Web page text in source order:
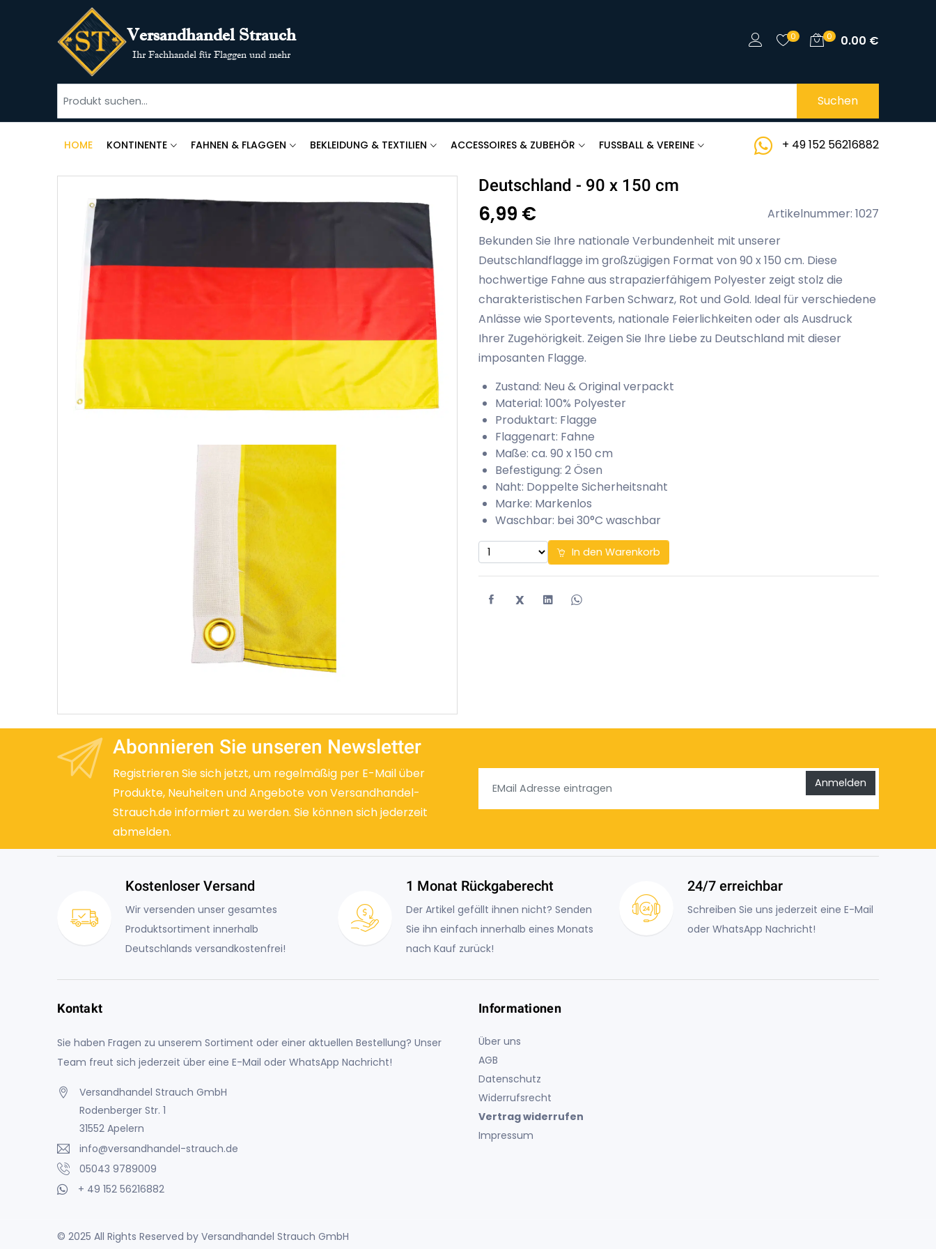
Versandhandel Strauch
Ihr Fachhandel für Flaggen und mehr
0 0 0.00 €
Suchen
HOME KONTINENTE FAHNEN & FLAGGEN BEKLEIDUNG & TEXTILIEN ACCESSOIRES & ZUBEHÖR FUSSBALL & VEREINE + 49 152 56216882
Deutschland - 90 x 150 cm
6,99 €
Artikelnummer: 1027
Bekunden Sie Ihre nationale Verbundenheit mit unserer
Deutschlandflagge im großzügigen Format von 90 x 150 cm. Diese
hochwertige Fahne aus strapazierfähigem Polyester zeigt stolz die
charakteristischen Farben Schwarz, Rot und Gold. Ideal für verschiedene
Anlässe wie Sportevents, nationale Feierlichkeiten oder als Ausdruck
Ihrer Zugehörigkeit. Zeigen Sie Ihre Liebe zu Deutschland mit dieser
imposanten Flagge.
Zustand: Neu & Original verpackt
Material: 100% Polyester
Produktart: Flagge
Flaggenart: Fahne
Maße: ca. 90 x 150 cm
Befestigung: 2 Ösen
Naht: Doppelte Sicherheitsnaht
Marke: Markenlos
Waschbar: bei 30°C waschbar
In den Warenkorb
X
Abonnieren Sie unseren Newsletter
Registrieren Sie sich jetzt, um regelmäßig per E-Mail über
Produkte, Neuheiten und Angebote von Versandhandel-
Strauch.de informiert zu werden. Sie können sich jederzeit
abmelden.
Anmelden
Kostenloser Versand
Wir versenden unser gesamtes
Produktsortiment innerhalb
Deutschlands versandkostenfrei!
1 Monat Rückgaberecht
Der Artikel gefällt ihnen nicht? Senden
Sie ihn einfach innerhalb eines Monats
nach Kauf zurück!
24/7 erreichbar
Schreiben Sie uns jederzeit eine E-Mail
oder WhatsApp Nachricht!
Kontakt
Sie haben Fragen zu unserem Sortiment oder einer aktuellen Bestellung? Unser
Team freut sich jederzeit über eine E-Mail oder WhatsApp Nachricht!
Versandhandel Strauch GmbH
Rodenberger Str. 1
31552 Apelern
info@versandhandel-strauch.de
05043 9789009
+ 49 152 56216882
Informationen
Über uns
AGB
Datenschutz
Widerrufsrecht
Vertrag widerrufen
Impressum
© 2025 All Rights Reserved by Versandhandel Strauch GmbH